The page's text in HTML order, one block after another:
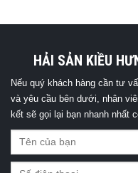
HẢI SẢN KIỀU
Nếu quý khách hàng cần tư
và yêu cầu bên dưới, nhân
kết sẽ gọi lại bạn nhanh nhất